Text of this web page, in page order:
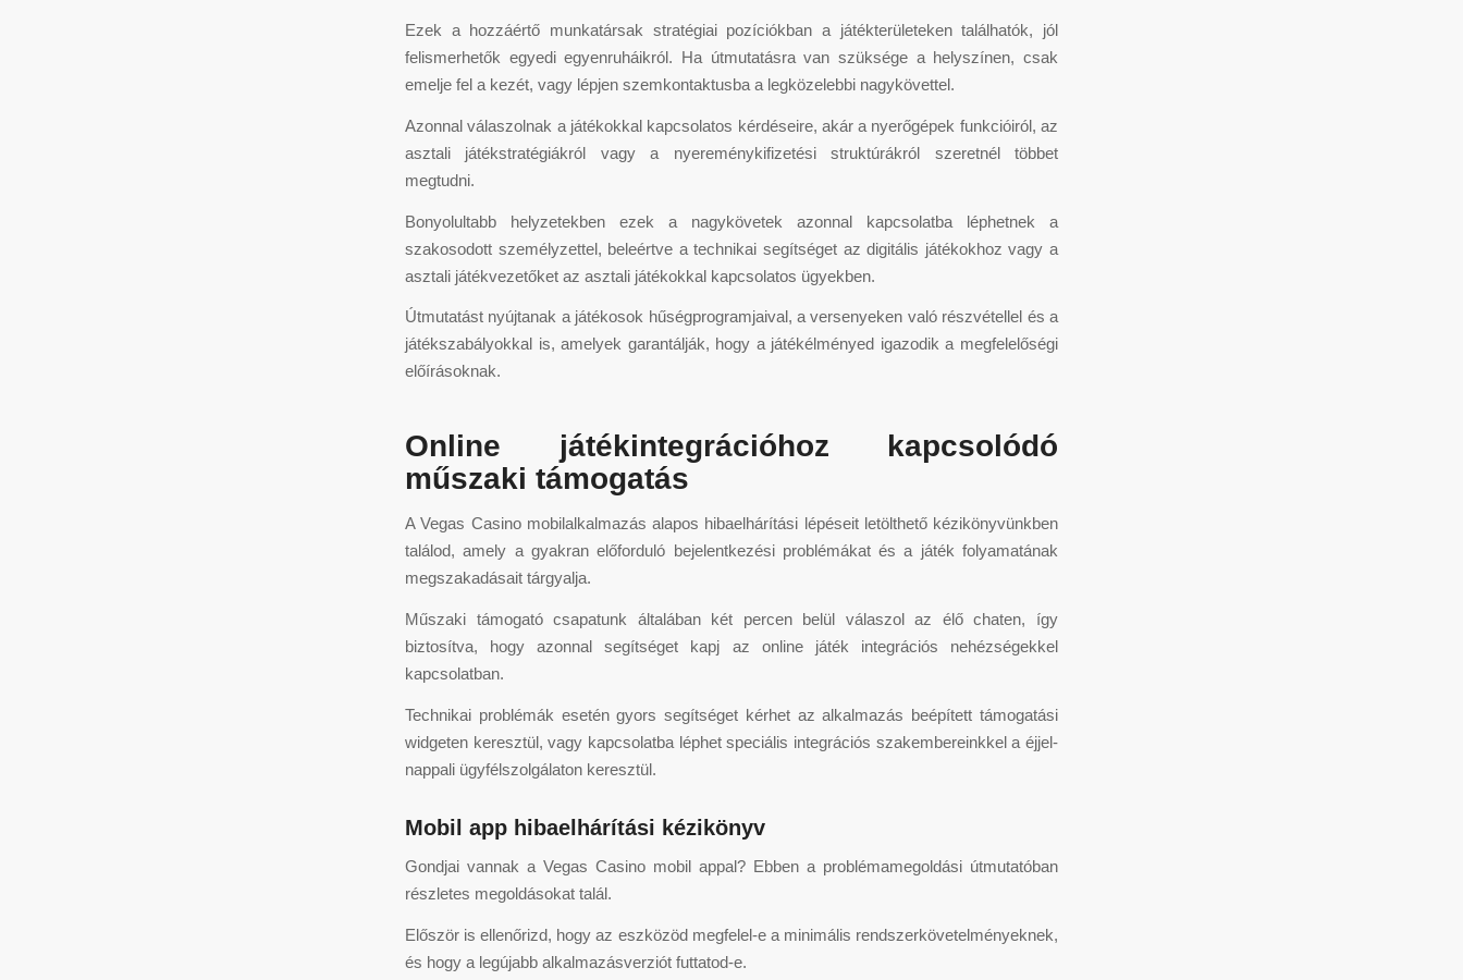
Ezek a hozzáértő munkatársak stratégiai pozíciókban a játékterületeken találhatók, jól
felismerhetők egyedi egyenruháikról. Ha útmutatásra van szüksége a helyszínen, csak
emelje fel a kezét, vagy lépjen szemkontaktusba a legközelebbi nagykövettel.
Azonnal válaszolnak a játékokkal kapcsolatos kérdéseire, akár a nyerőgépek funkcióiról, az
asztali játékstratégiákról vagy a nyereménykifizetési struktúrákról szeretnél többet
megtudni.
Bonyolultabb helyzetekben ezek a nagykövetek azonnal kapcsolatba léphetnek a
szakosodott személyzettel, beleértve a technikai segítséget az digitális játékokhoz vagy a
asztali játékvezetőket az asztali játékokkal kapcsolatos ügyekben.
Útmutatást nyújtanak a játékosok hűségprogramjaival, a versenyeken való részvétellel és a
játékszabályokkal is, amelyek garantálják, hogy a játékélményed igazodik a megfelelőségi
előírásoknak.
Online játékintegrációhoz kapcsolódó
műszaki támogatás
A Vegas Casino mobilalkalmazás alapos hibaelhárítási lépéseit letölthető kézikönyvünkben
találod, amely a gyakran előforduló bejelentkezési problémákat és a játék folyamatának
megszakadásait tárgyalja.
Műszaki támogató csapatunk általában két percen belül válaszol az élő chaten, így
biztosítva, hogy azonnal segítséget kapj az online játék integrációs nehézségekkel
kapcsolatban.
Technikai problémák esetén gyors segítséget kérhet az alkalmazás beépített támogatási
widgeten keresztül, vagy kapcsolatba léphet speciális integrációs szakembereinkkel a éjjel-
nappali ügyfélszolgálaton keresztül.
Mobil app hibaelhárítási kézikönyv
Gondjai vannak a Vegas Casino mobil appal? Ebben a problémamegoldási útmutatóban
részletes megoldásokat talál.
Először is ellenőrizd, hogy az eszközöd megfelel-e a minimális rendszerkövetelményeknek,
és hogy a legújabb alkalmazásverziót futtatod-e.